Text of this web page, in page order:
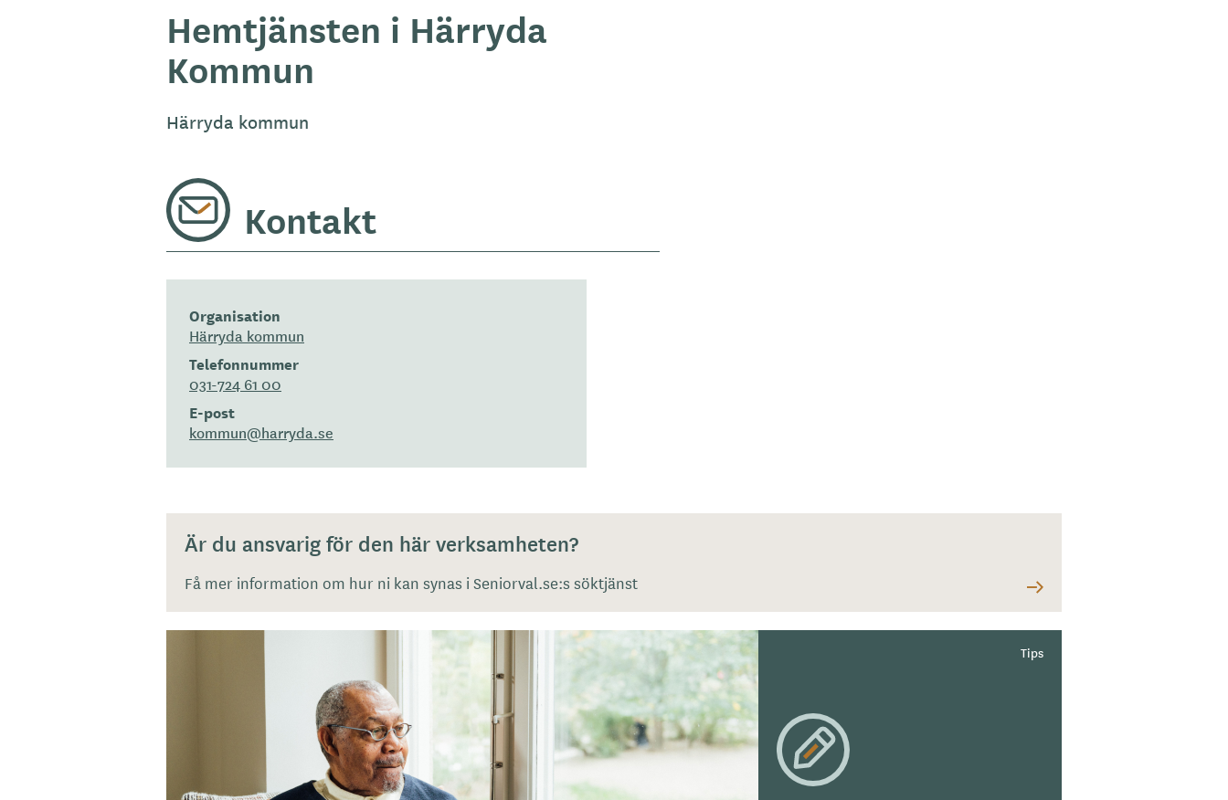
Hemtjänsten i Härryda
Kommun
Härryda kommun
Kontakt
Organisation
Härryda kommun
Telefonnummer
031-724 61 00
E-post
kommun@harryda.se
Är du ansvarig för den här verksamheten?
Få mer information om hur ni kan synas i Seniorval.se:s söktjänst